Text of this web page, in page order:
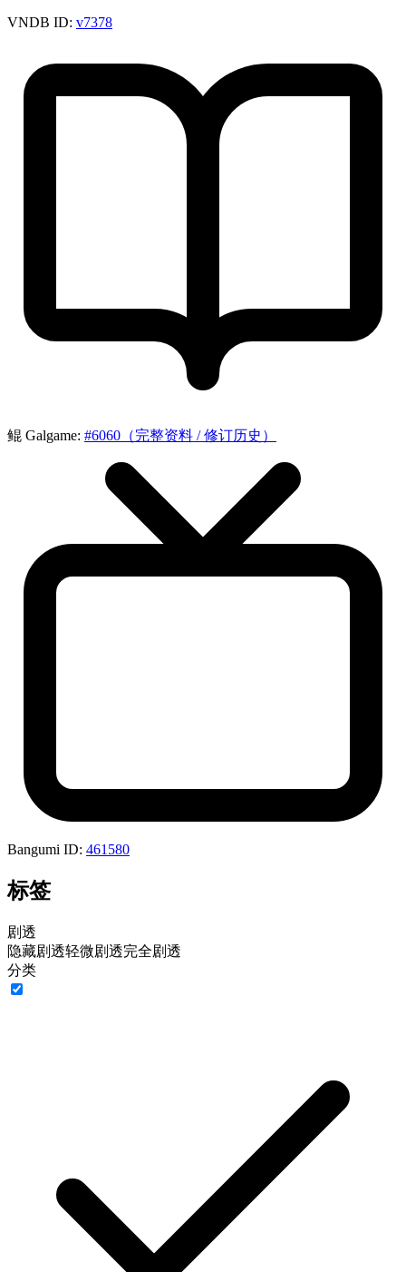
VNDB ID: v7378
鲲 Galgame: #6060（完整资料 / 修订历史）
Bangumi ID: 461580
标签
剧透
隐藏剧透轻微剧透完全剧透
分类